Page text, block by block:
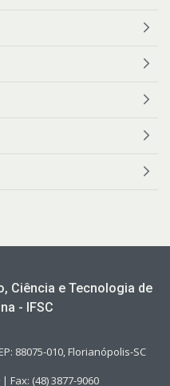
Ciência e Tecnologia de
- IFSC
88075-010, Florianópolis-SC
Fax: (48) 3877-9060